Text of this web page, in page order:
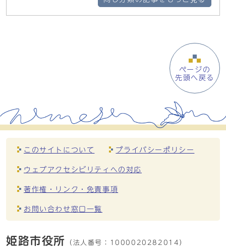
ページの
先頭へ戻る
このサイトについて プライバシーポリシー
ウェブアクセシビリティへの対応
著作権・リンク・免責事項
お問い合わせ窓口一覧
姫路市役所 （法人番号： 1000020282014）